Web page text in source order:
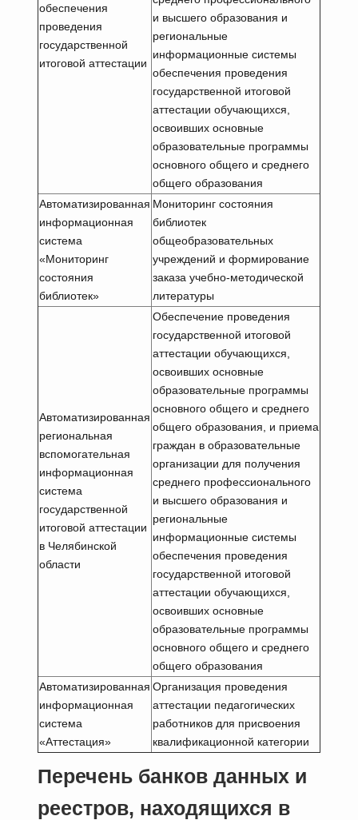
обеспечения
проведения
государственной
итоговой аттестации
и высшего образования и
региональные
информационные системы
обеспечения проведения
государственной итоговой
аттестации обучающихся,
освоивших основные
образовательные программы
основного общего и среднего
общего образования
Автоматизированная
информационная
система
«Мониторинг
состояния
библиотек»
Мониторинг состояния
библиотек
общеобразовательных
учреждений и формирование
заказа учебно-методической
литературы
Автоматизированная
региональная
вспомогательная
информационная
система
государственной
итоговой аттестации
в Челябинской
области
Обеспечение проведения
государственной итоговой
аттестации обучающихся,
освоивших основные
образовательные программы
основного общего и среднего
общего образования, и приема
граждан в образовательные
организации для получения
среднего профессионального
и высшего образования и
региональные
информационные системы
обеспечения проведения
государственной итоговой
аттестации обучающихся,
освоивших основные
образовательные программы
основного общего и среднего
общего образования
Автоматизированная
информационная
система
«Аттестация»
Организация проведения
аттестации педагогических
работников для присвоения
квалификационной категории
Перечень банков данных и
реестров, находящихся в